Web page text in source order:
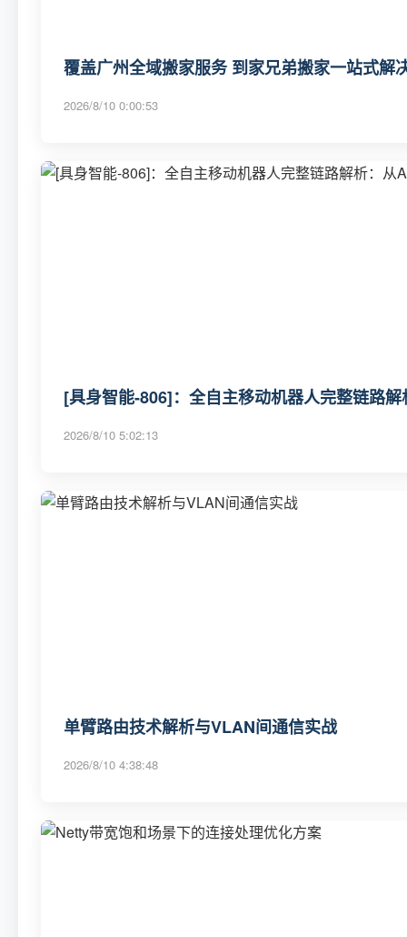
覆盖广州全域搬家服务 到家兄弟搬家一站式解
2026/8/10 0:00:53
[具身智能-806]：全自主移动机器人完整链路
2026/8/10 5:02:13
单臂路由技术解析与VLAN间通信实战
2026/8/10 4:38:48